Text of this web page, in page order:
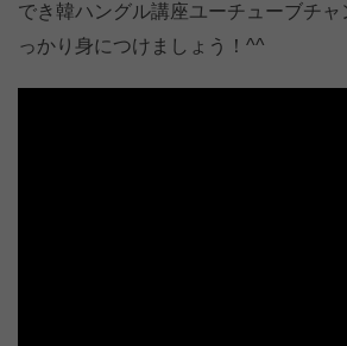
でき韓ハングル講座ユーチューブチャ
っかり身につけましょう！^^